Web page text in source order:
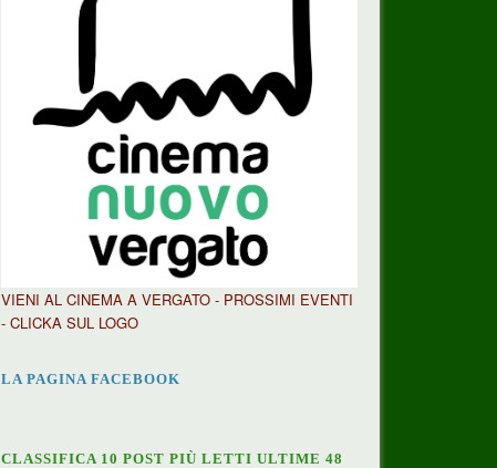
VIENI AL CINEMA A VERGATO - PROSSIMI EVENTI
- CLICKA SUL LOGO
LA PAGINA FACEBOOK
CLASSIFICA 10 POST PIÙ LETTI ULTIME 48